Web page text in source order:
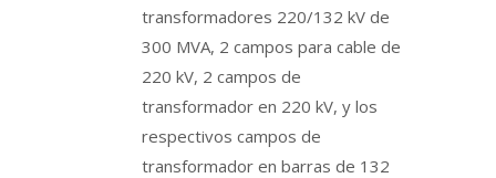
transformadores 220/132 kV de
300 MVA, 2 campos para cable de
220 kV, 2 campos de
transformador en 220 kV, y los
respectivos campos de
transformador en barras de 132